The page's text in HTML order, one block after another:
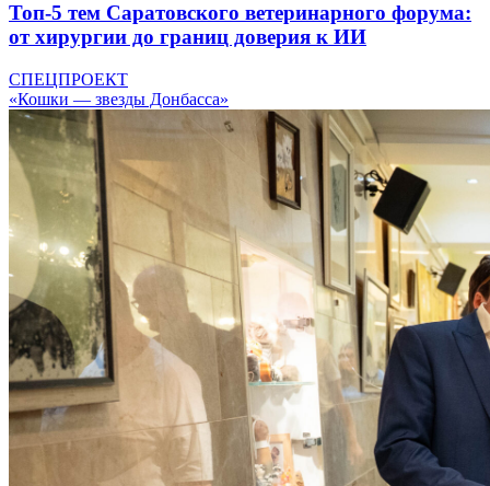
Топ-5 тем Саратовского ветеринарного форума:
от хирургии до границ доверия к ИИ
СПЕЦПРОЕКТ
«Кошки — звезды Донбасса»